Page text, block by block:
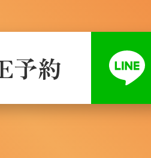
予約